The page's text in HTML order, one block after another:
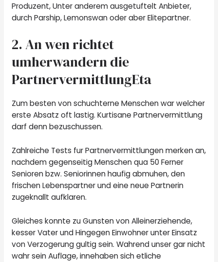
Produzent, Unter anderem ausgetuftelt Anbieter,
durch Parship, Lemonswan oder aber Elitepartner.
2. An wen richtet
umherwandern die
PartnervermittlungEta
Zum besten von schuchterne Menschen war welcher
erste Absatz oft lastig. Kurtisane Partnervermittlung
darf denn bezuschussen.
Zahlreiche Tests fur Partnervermittlungen merken an,
nachdem gegenseitig Menschen qua 50 Ferner
Senioren bzw. Seniorinnen haufig abmuhen, den
frischen Lebenspartner und eine neue Partnerin
zugeknallt aufklaren.
Gleiches konnte zu Gunsten von Alleinerziehende,
kesser Vater und Hingegen Einwohner unter Einsatz
von Verzogerung gultig sein. Wahrend unser gar nicht
wahr sein Auflage, innehaben sich etliche